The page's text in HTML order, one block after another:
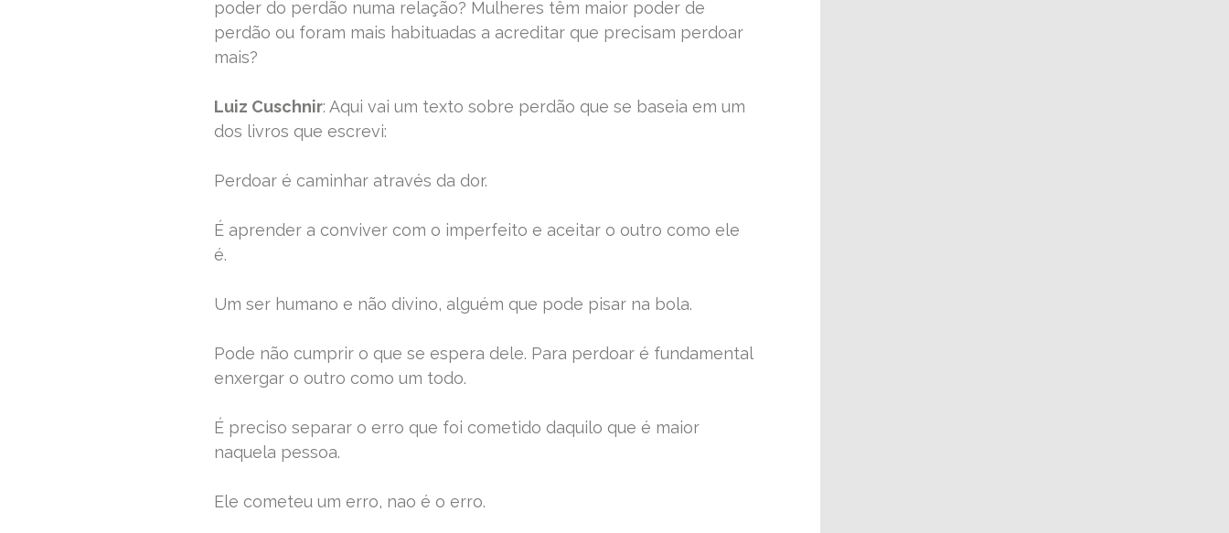
poder do perdão numa relação? Mulheres têm maior poder de
perdão ou foram mais habituadas a acreditar que precisam perdoar
mais?
Luiz Cuschnir: Aqui vai um texto sobre perdão que se baseia em um
dos livros que escrevi:
Perdoar é caminhar através da dor.
É aprender a conviver com o imperfeito e aceitar o outro como ele
é.
Um ser humano e não divino, alguém que pode pisar na bola.
Pode não cumprir o que se espera dele. Para perdoar é fundamental
enxergar o outro como um todo.
É preciso separar o erro que foi cometido daquilo que é maior
naquela pessoa.
Ele cometeu um erro, nao é o erro.